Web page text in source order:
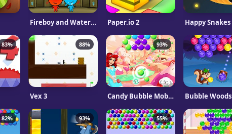
Fireboy and Watergirl 3 - In The Forest Temple Game Paper.io 2 Happy Snakes
83% 88%
Vex 3
93%
Candy Bubble Mobile Bubble Woods
82% 93% 55%